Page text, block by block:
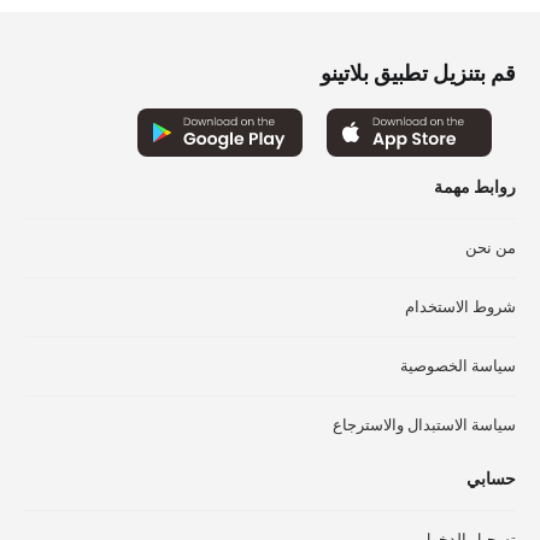
اختيار
الخيارات
قم بتنزيل تطبيق بلاتينو
روابط مهمة
من نحن
شروط الاستخدام
سياسة الخصوصية
سياسة الاستبدال والاسترجاع
حسابي